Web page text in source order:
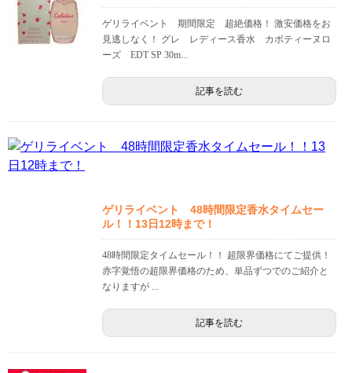
ゲリライベント 期間限定 超絶価格！ 激安価格をお
見逃しなく！ グレ レディース香水 カボティーヌロ
ーズ EDT SP 30m...
記事を読む
ゲリライベント 48時間限定香水タイムセー
ル！！13日12時まで！
48時間限定タイムセール！！ 超限界価格にてご提供！
赤字覚悟の超限界価格のため、単品ずつでのご紹介と
なりますが ...
記事を読む